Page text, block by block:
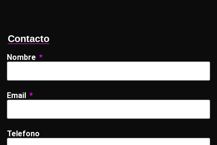
Contacto
Nombre
Email
Telefono